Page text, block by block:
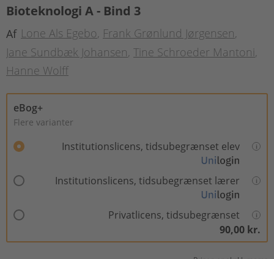
Bioteknologi A - Bind 3
Af Lone Als Egebo Frank Grønlund Jørgensen
Jane Sundbæk Johansen Tine Schroeder Mantoni
Hanne Wolff
eBog+
Flere varianter
Institutionslicens, tidsubegrænset elev
Institutionslicens, tidsubegrænset lærer
Privatlicens, tidsubegrænset
90,00 kr.